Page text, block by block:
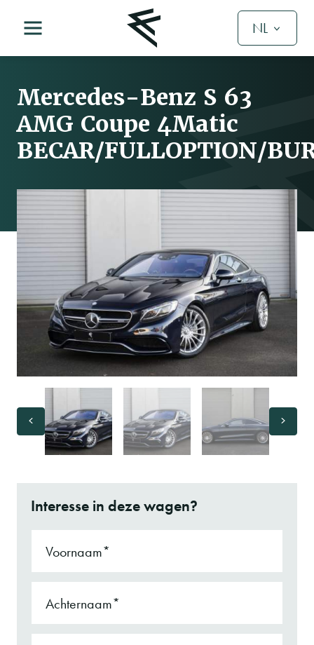
NL
Mercedes-Benz S 63
AMG Coupe 4Matic
BECAR/FULLOPTION/
Interesse in deze wagen?
Voornaam
Achternaam